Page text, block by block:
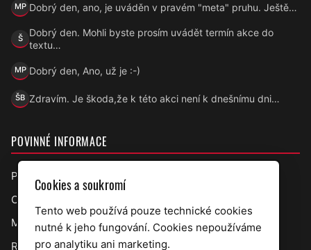
MPMarek Přecechtěl
Dobrý den, ano, je uváděn v pravém "meta" pruhu. Ještě…
ŠŠárka
Dobrý den. Mohli byste prosím uvádět termín akce do
textu…
MPMarek Přecechtěl
Dobrý den, Ano, už je :-)
ŠBŠárka B.
Zdravím. Je škoda,že k této akci není k dnešnímu dni…
POVINNÉ INFORMACE
Prohlášení o přístupnosti
Ochrana osobních údajů
Mapa webu
RSS úřední deska
Cookies a soukromí
Tento web používá pouze technické cookies
nutné k jeho fungování. Cookies nepoužíváme
pro analytiku ani marketing.